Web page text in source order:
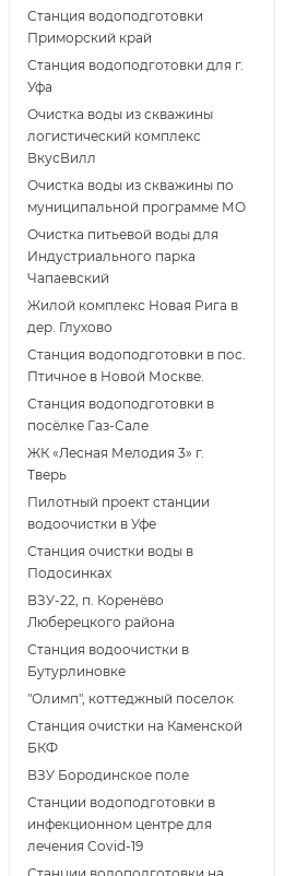
Станция водоподготовки
Приморский край
Станция водоподготовки для г.
Уфа
Очистка воды из скважины
логистический комплекс
ВкусВилл
Очистка воды из скважины по
муниципальной программе МО
Очистка питьевой воды для
Индустриального парка
Чапаевский
Жилой комплекс Новая Рига в
дер. Глухово
Станция водоподготовки в пос.
Птичное в Новой Москве.
Станция водоподготовки в
поcёлке Газ-Сале
ЖК «Лесная Мелодия 3» г.
Тверь
Пилотный проект станции
водоочистки в Уфе
Станция очистки воды в
Подосинках
ВЗУ-22, п. Коренёво
Люберецкого района
Станция водоочистки в
Бутурлиновке
"Олимп", коттеджный поселок
Станция очистки на Каменской
БКФ
ВЗУ Бородинское поле
Станции водоподготовки в
инфекционном центре для
лечения Covid-19